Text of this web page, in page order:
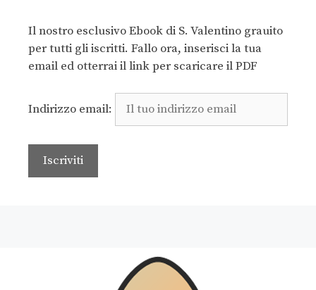
Il nostro esclusivo Ebook di S. Valentino grauito
per tutti gli iscritti. Fallo ora, inserisci la tua
email ed otterrai il link per scaricare il PDF
Indirizzo email: